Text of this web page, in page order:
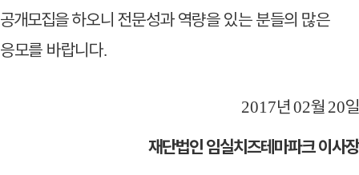
공개모집을하오니 전문성과 역량을 있는 분들의 많은
응모를 바랍니다.
2017년 02월 20일
재단법인 임실치즈테마파크 이사장